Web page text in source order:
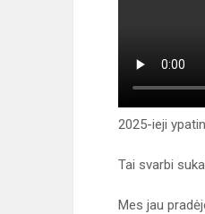
2025-ieji
Tai svarbi
Mes jau